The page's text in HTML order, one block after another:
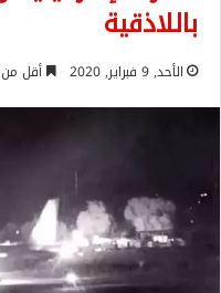
باللاذقية
الأحد, 9 فبراير, 2020 أقل